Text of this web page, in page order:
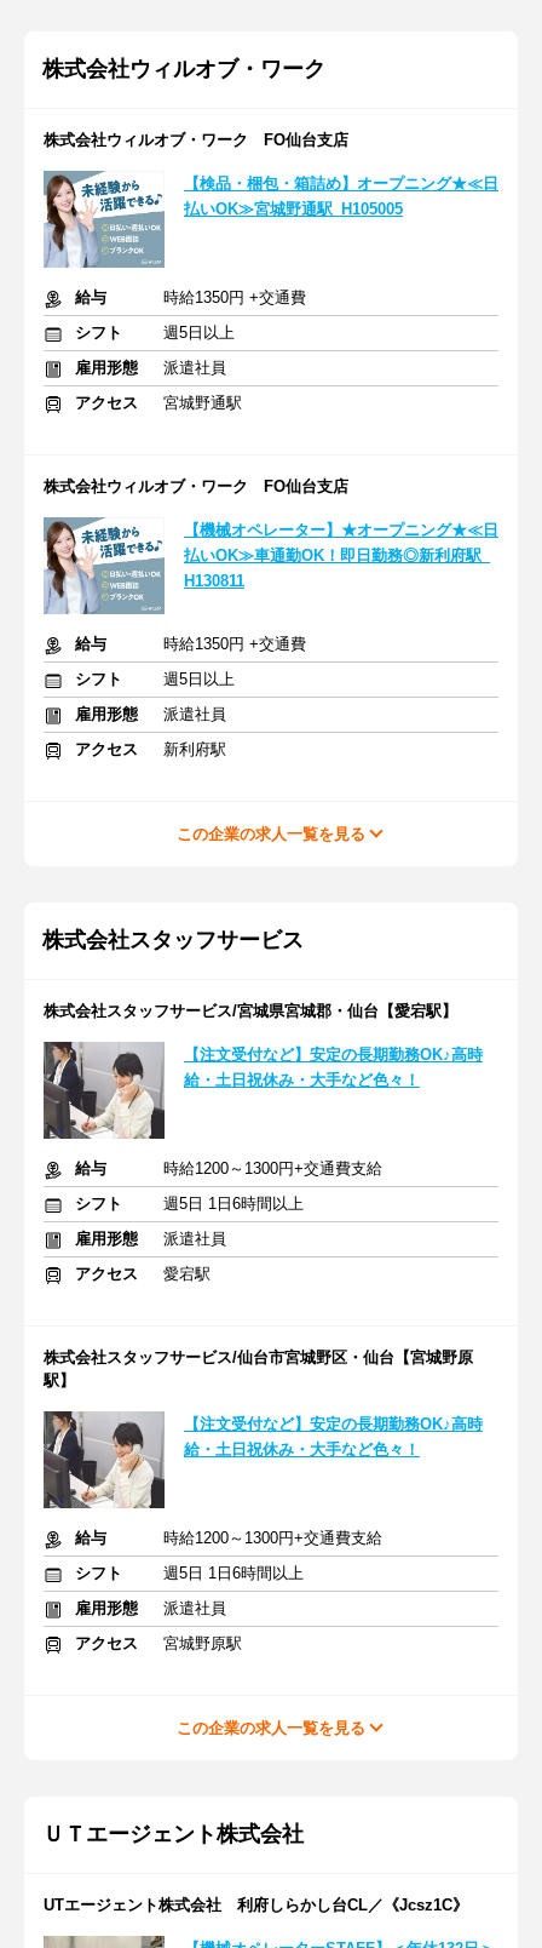
株式会社ウィルオブ・ワーク
株式会社ウィルオブ・ワーク FO仙台支店
【検品・梱包・箱詰め】オープニング★≪日
払いOK≫宮城野通駅_H105005
給与
時給1350円 +交通費
シフト
週5日以上
雇用形態
派遣社員
アクセス
宮城野通駅
株式会社ウィルオブ・ワーク FO仙台支店
【機械オペレーター】★オープニング★≪日
払いOK≫車通勤OK！即日勤務◎新利府駅_
H130811
給与
時給1350円 +交通費
シフト
週5日以上
雇用形態
派遣社員
アクセス
新利府駅
この企業の求人一覧を見る
株式会社スタッフサービス
株式会社スタッフサービス/宮城県宮城郡・仙台【愛宕駅】
【注文受付など】安定の長期勤務OK♪高時
給・土日祝休み・大手など色々！
給与
時給1200～1300円+交通費支給
シフト
週5日 1日6時間以上
雇用形態
派遣社員
アクセス
愛宕駅
株式会社スタッフサービス/仙台市宮城野区・仙台【宮城野原
駅】
【注文受付など】安定の長期勤務OK♪高時
給・土日祝休み・大手など色々！
給与
時給1200～1300円+交通費支給
シフト
週5日 1日6時間以上
雇用形態
派遣社員
アクセス
宮城野原駅
この企業の求人一覧を見る
ＵＴエージェント株式会社
UTエージェント株式会社 利府しらかし台CL／《Jcsz1C》